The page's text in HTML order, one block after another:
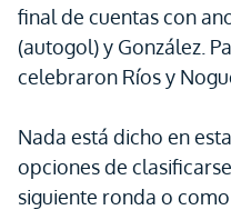
final de cuentas con
(autogol) y González.
celebraron Ríos y
Nada está dicho en
opciones de
siguiente ronda o